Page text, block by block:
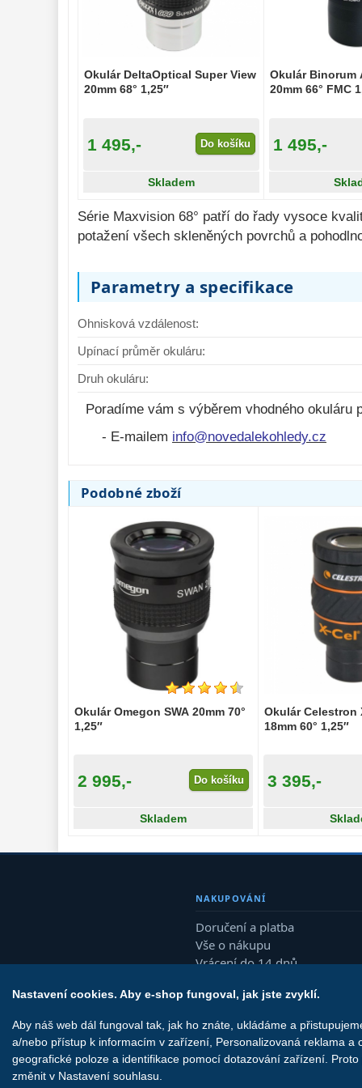
dalekohledy
50
Binokulární
Dálkoměry a Noční
mikroskopů
Foto stativy 10
Bazar 11
Okulár DeltaOptical Super View
20mm 68° 1,25″
1 495,- Do košíku
Skladem
Okulár Binorum
20mm 66° FMC
1 495,-
Okulár Omegon UWA 20mm 66°
Okulár Sky-
Série Maxvision 68° patří do řady vysoce
potažení všech skleněných povrchů a
Parametry a specifikace
Ohnisková vzdálenost:
Upínací průměr okuláru:
Druh okuláru:
Poradíme vám s výběrem vhodného okuláru
- E-mailem info@novedalekohledy.cz
Podobné zboží
Okulár Omegon SWA 20mm 70°
1,25″
2 995,- Do košíku
Skladem
Okulár Celestron
18mm 60° 1,25″
3 395,-
NAKUPOVÁNÍ
Doručení a platba
Vše o nákupu
Vrácení do 14 dnů
Nastavení cookies. Aby e-shop fungoval, jak jste zvyklí.
Aby náš web dál fungoval tak, jak ho znáte, ukládáme a
a/nebo přístup k informacím v zařízení, Personalizovaná reklama
geografické poloze a identifikace pomocí dotazování zařízení.
změnit v Nastavení souhlasu.